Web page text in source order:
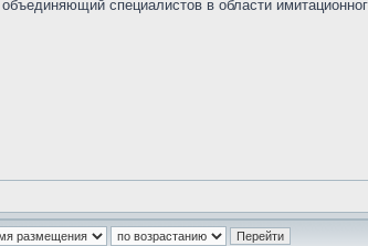
специалистов в области